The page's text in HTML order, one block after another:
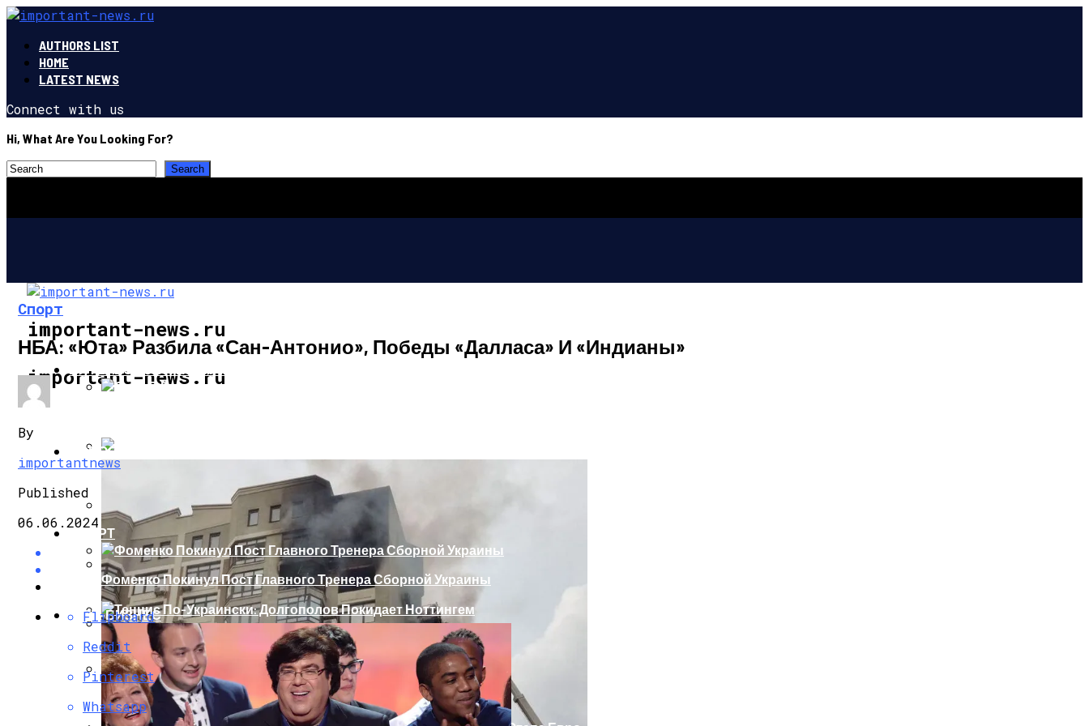
AUTHORS LIST
HOME
LATEST NEWS
Connect with us
Hi, What Are You Looking For?
important-news.ru
important-news.ru
ИНТЕРЕСНОЕ И ПОЗНАВАТЕЛЬНОЕ
В Сети Высмеяли Свадебный Подарок Путина Главе МИД Австрии
«Князь, Где Вы Шлялись»: В Сети Высмеяли Российский Лайнер, «заблудившийся» В Крыму
Репетицию Парада В Киеве Высмеяли Веселыми Фотожабами
В Швеции Белый Медведь Застрял В Окне Отеля, Знатно Позавтракав
НОВОСТИ
СПОРТ
Фоменко Покинул Пост Главного Тренера Сборной Украины
Теннис По-Украински: Долгополов Покидает Ноттингем
Роналду Остается В «Реале» До 2020 Года
ШОУ-БИЗНЕС
Спорт
НБА: «Юта» Разбила «Сан-Антонио», Победы «Далласа» И «Индианы»
By
importantnews
Published
06.06.2024
Flipboard
Reddit
Pinterest
Whatsapp